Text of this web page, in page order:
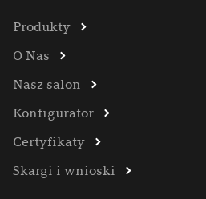
Produkty
O Nas
Nasz salon
Konfigurator
Certyfikaty
Skargi i wnioski